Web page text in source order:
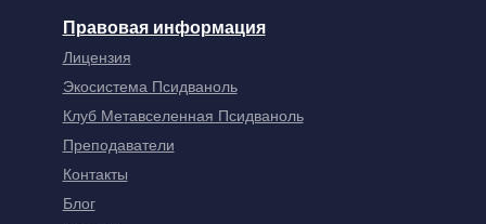
Правовая информация
Лицензия
Экосистема Псидваноль
Клуб Метавселенная Псидваноль
Преподаватели
Контакты
Блог